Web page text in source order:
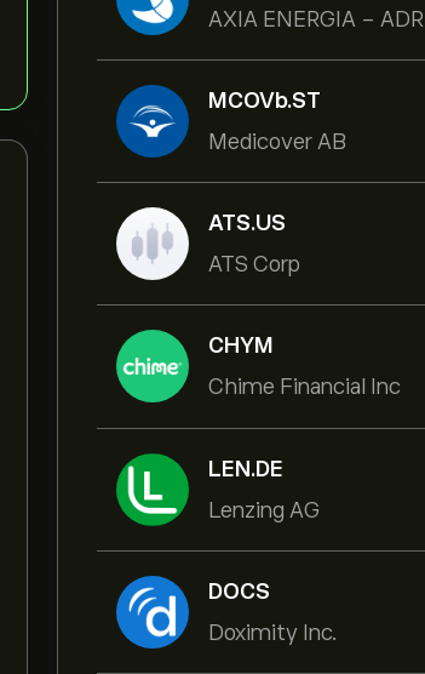
AXIA ENERGIA - ADR
MCOVb.ST
Medicover AB
ATS.US
ATS Corp
CHYM
Chime Financial Inc
LEN.DE
Lenzing AG
DOCS
Doximity Inc.